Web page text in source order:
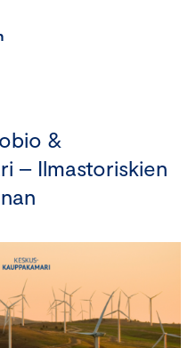
&
– Ilmastoriskien